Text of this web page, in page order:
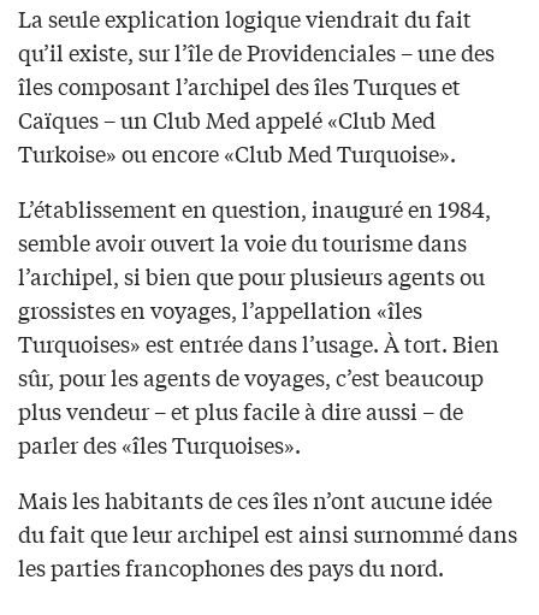
La seule explication logique viendrait du fait
qu’il existe, sur l’île de Providenciales – une des
îles composant l’archipel des îles Turques et
Caïques – un Club Med appelé «Club Med
Turkoise» ou encore «Club Med Turquoise».
L’établissement en question, inauguré en 1984,
semble avoir ouvert la voie du tourisme dans
l’archipel, si bien que pour plusieurs agents ou
grossistes en voyages, l’appellation «îles
Turquoises» est entrée dans l’usage. À tort. Bien
sûr, pour les agents de voyages, c’est beaucoup
plus vendeur – et plus facile à dire aussi – de
parler des «îles Turquoises».
Mais les habitants de ces îles n’ont aucune idée
du fait que leur archipel est ainsi surnommé dans
les parties francophones des pays du nord.